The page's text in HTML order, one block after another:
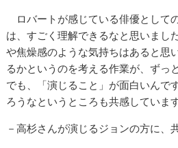
ロバートが感じている俳優として
は、すごく理解できるなと思いまし
や焦燥感のような気持ちはあると思
るかというのを考える作業が、ずっ
でも、「演じること」が面白いんで
ろうなというところも共感しています
－高杉さんが演じるジョンの方に、